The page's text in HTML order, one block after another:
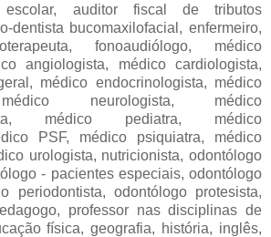
escolar, auditor fiscal de tributos
dentista bucomaxilofacial, enfermeiro,
fonoaudiólogo, médico
angiologista, médico cardiologista,
médico endocrinologista, médico
neurologista, médico
médico pediatra, médico
PSF, médico psiquiatra, médico
urologista, nutricionista, odontólogo
- pacientes especiais, odontólogo
periodontista, odontólogo protesista,
professor nas disciplinas de
física, geografia, história, inglês,